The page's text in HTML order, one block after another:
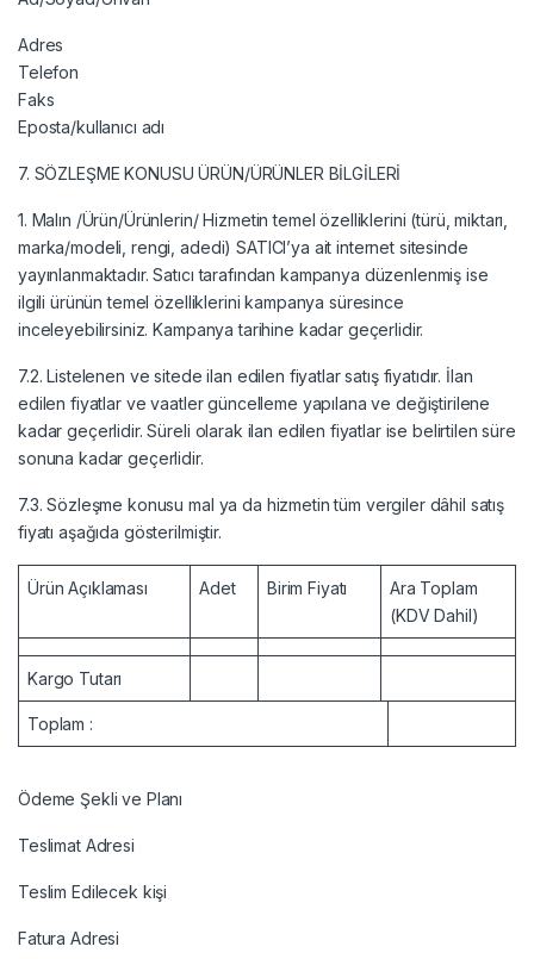
Adres
Telefon
Faks
Eposta/kullanıcı adı
7. SÖZLEŞME KONUSU ÜRÜN/ÜRÜNLER BİLGİLERİ
1. Malın /Ürün/Ürünlerin/ Hizmetin temel özelliklerini (türü, miktarı,
marka/modeli, rengi, adedi) SATICI’ya ait internet sitesinde
yayınlanmaktadır. Satıcı tarafından kampanya düzenlenmiş ise
ilgili ürünün temel özelliklerini kampanya süresince
inceleyebilirsiniz. Kampanya tarihine kadar geçerlidir.
7.2. Listelenen ve sitede ilan edilen fiyatlar satış fiyatıdır. İlan
edilen fiyatlar ve vaatler güncelleme yapılana ve değiştirilene
kadar geçerlidir. Süreli olarak ilan edilen fiyatlar ise belirtilen süre
sonuna kadar geçerlidir.
7.3. Sözleşme konusu mal ya da hizmetin tüm vergiler dâhil satış
fiyatı aşağıda gösterilmiştir.
Ürün Açıklaması Adet Birim Fiyatı
Ara Toplam
(KDV Dahil)
Kargo Tutarı
Toplam :
Ödeme Şekli ve Planı
Teslimat Adresi
Teslim Edilecek kişi
Fatura Adresi